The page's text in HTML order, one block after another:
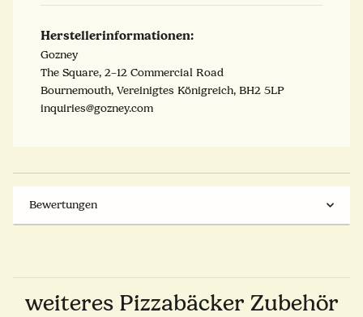
Herstellerinformationen:
Gozney
The Square, 2–12 Commercial Road
Bournemouth, Vereinigtes Königreich, BH2 5LP
inquiries@gozney.com
Bewertungen
weiteres Pizzabäcker Zubehör